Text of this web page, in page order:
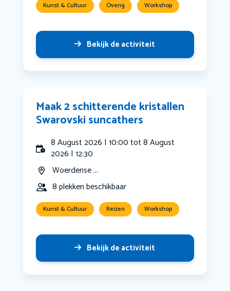
Kunst & Cultuur Overig Workshop
Bekijk de activiteit
Maak 2 schitterende kristallen
Swarovski suncathers
8 August 2026 | 10:00 tot 8 August
2026 | 12:30
Woerdense ...
8 plekken beschikbaar
Kunst & Cultuur Reizen Workshop
Bekijk de activiteit